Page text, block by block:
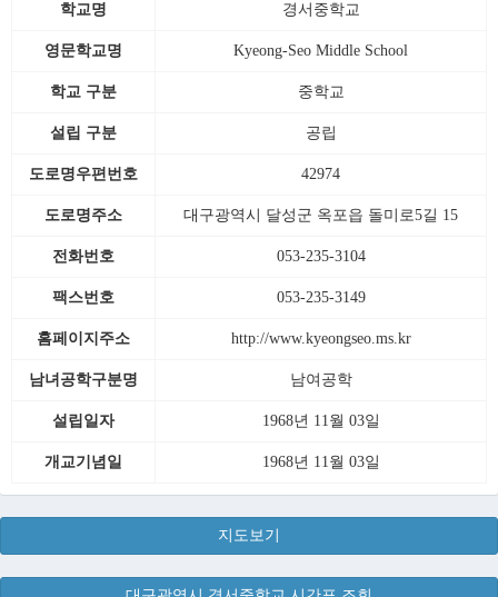
학교명 경서중학교
영문학교명 Kyeong-Seo Middle School
학교 구분 중학교
설립 구분 공립
도로명우편번호 42974
도로명주소 대구광역시 달성군 옥포읍 돌미로5길 15
전화번호 053-235-3104
팩스번호 053-235-3149
홈페이지주소 http://www.kyeongseo.ms.kr
남녀공학구분명 남여공학
설립일자 1968년 11월 03일
개교기념일 1968년 11월 03일
지도보기